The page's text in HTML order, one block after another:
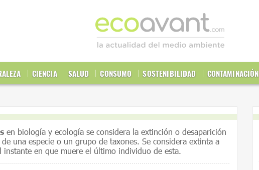
CIENCIA SALUD CONSUMO SOSTENIBILIDAD CONTAMINACIÓN
en biología y ecología se considera la extinción o desaparición
una especie o un grupo de taxones. Se considera extinta a
instante en que muere el último individuo de esta.